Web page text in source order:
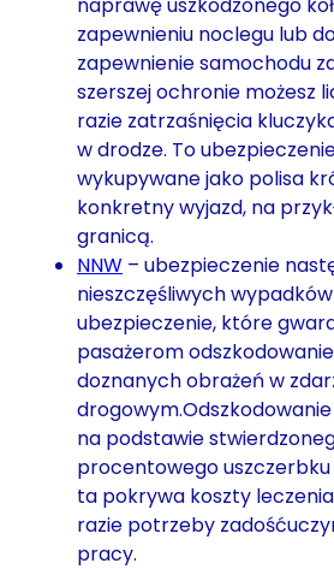
zapewnieniu noclegu lub
zapewnienie samochodu
szerszej ochronie możesz
razie zatrzaśnięcia
w drodze. To
wykupywane jako polisa
konkretny wyjazd, na
granicą.
NNW – ubezpieczenie
nieszczęśliwych
ubezpieczenie, które
pasażerom
doznanych obrażeń w
na podstawie
procentowego uszczerbku
ta pokrywa koszty
razie potrzeby
pracy.